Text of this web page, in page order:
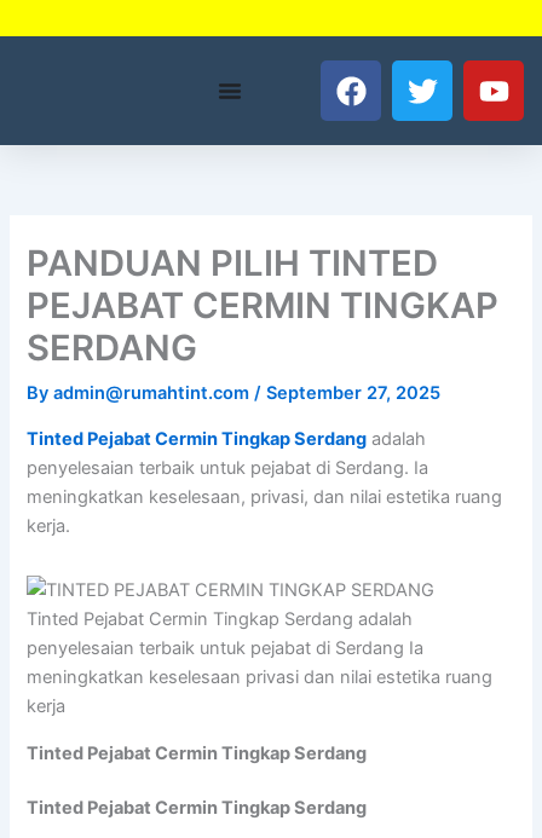
to
F
a
o
k
T
w
r
Y
o
PANDUAN PILIH TINTED
PEJABAT CERMIN TINGKAP
SERDANG
Byadmin@rumahtint.com/September 27, 2025
Tinted Pejabat Cermin Tingkap Serdang adalah
penyelesaian terbaik untuk pejabat di Serdang. Ia
meningkatkan keselesaan, privasi, dan nilai estetika ruang
kerja.
Tinted Pejabat Cermin Tingkap Serdang adalah
penyelesaian terbaik untuk pejabat di Serdang Ia
meningkatkan keselesaan privasi dan nilai estetika ruang
kerja
Tinted Pejabat Cermin Tingkap Serdang
Tinted Pejabat Cermin Tingkap Serdang